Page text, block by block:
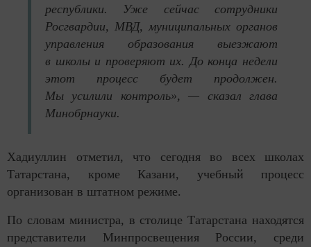
республики. Уже сейчас сотрудники
Росгвардии, МВД, муниципальных органов
управления образования выезжают
в школы и проверяют их. До конца недели
этот процесс будет продолжен.
Мы усилили контроль», — сказал глава
Минобрнауки.
Хадиуллин отметил, что сегодня во всех школах
Татарстана, кроме Казани, учебный процесс
организован в штатном режиме.
По словам министра, в столице Татарстана находятся
представители Минпросвещения России, среди